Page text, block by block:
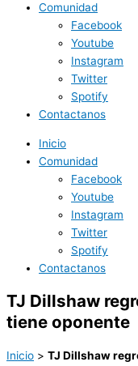
Comunidad
Facebook
Youtube
Instagram
Twitter
Spotify
Contactanos
Inicio
Comunidad
Facebook
Youtube
Instagram
Twitter
Spotify
Contactanos
TJ Dillshaw
tiene oponente
Inicio > TJ Dillshaw